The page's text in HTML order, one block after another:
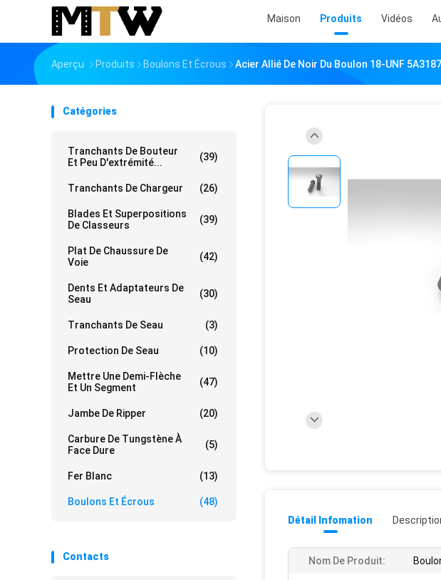
Maison Produits Vidéos
Aperçu Produits Boulons Et Écrous Acier Allié De Noir Du Boulon 18-UNF
Catégories
Tranchants De Bouteur
Et Peu D'extrémité...
(39)
Tranchants De Chargeur (26)
Blades Et Superpositions
De Classeurs
(39)
Plat De Chaussure De
Voie
(42)
Dents Et Adaptateurs De
Seau
(30)
Tranchants De Seau (3)
Protection De Seau (10)
Mettre Une Demi-Flèche
Et Un Segment
(47)
Jambe De Ripper (20)
Carbure De Tungstène À
Face Dure
(5)
Fer Blanc (13)
Boulons Et Écrous (48)
Contacts
Détail Infomation
Nom De Produit: